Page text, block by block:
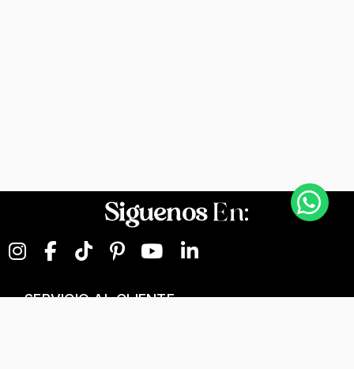
SiguenosEn:
SERVICIO AL CLIENTE